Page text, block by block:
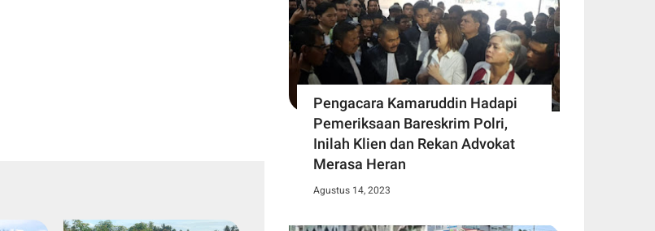
Pengacara Kamaruddin Hadapi
Pemeriksaan Bareskrim Polri,
Inilah Klien dan Rekan Advokat
Merasa Heran
Agustus 14, 2023